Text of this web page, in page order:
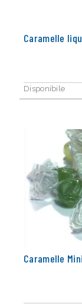
Caramelle
Disponibile
Caramelle